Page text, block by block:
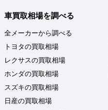
車買取相場を調べる
全メーカーから調べる
トヨタの買取相場
レクサスの買取相場
ホンダの買取相場
スズキの買取相場
日産の買取相場